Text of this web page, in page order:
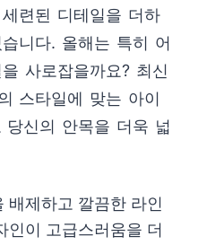
련된 디테일을 더하
니다. 올해는 특히 어
사로잡을까요? 최신
스타일에 맞는 아이
당신의 안목을 더욱 넓
배제하고 깔끔한 라인
인이 고급스러움을 더